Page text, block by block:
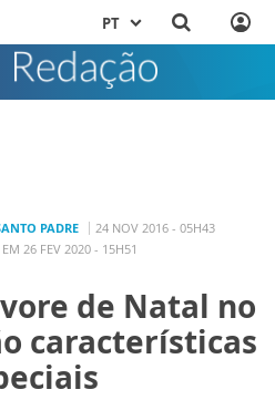
PT
PADRE
24 NOV 2016 - 05H43
26 FEV 2020 - 15H51
de Natal no
características